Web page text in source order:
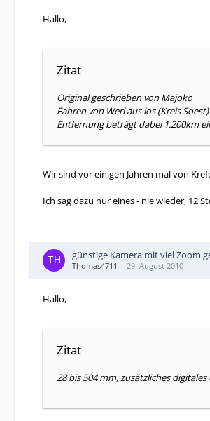
Hallo,
Zitat
Original geschrieben von Majoko
Fahren von Werl aus los (Kreis
Entfernung beträgt dabei 1.200km
Wir sind vor einigen Jahren mal von
Ich sag dazu nur eines - nie wieder, 12
günstige Kamera mit viel Zoom
Thomas4711 29. August 2010
Hallo,
Zitat
28 bis 504 mm, zusätzliches digitales